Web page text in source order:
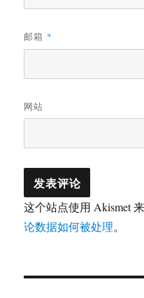
邮箱 *
网站
这个站点使用 Akismet
论数据如何被处理。